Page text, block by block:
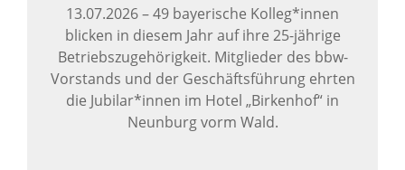
13.07.2026–49 bayerische Kolleg*innen
blicken in diesem Jahr auf ihre 25-jährige
Betriebszugehörigkeit. Mitglieder des bbw-
Vorstands und der Geschäftsführung ehrten
die Jubilar*innen im Hotel „Birkenhof“ in
Neunburg vorm Wald.